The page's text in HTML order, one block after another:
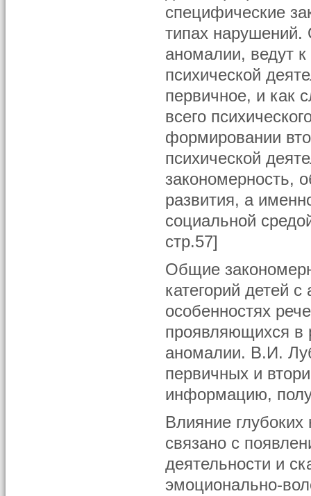
специфические
типах
аномалии, ведут
психической
первичное, и как
всего
формировании
психической
закономерность,
развития, а
социальной
стр.57]
Общие
категорий детей
особенностях
проявляющихся в
аномалии. В.И.
первичных и
информацию,
Влияние
связано с
деятельности и
эмоционально-